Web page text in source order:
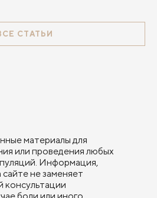
СТАТЬИ
материалы для
или проведения любых
Информация,
не заменяет
консультации